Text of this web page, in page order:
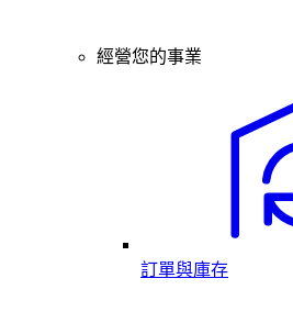
經營您的事業
訂單與庫存